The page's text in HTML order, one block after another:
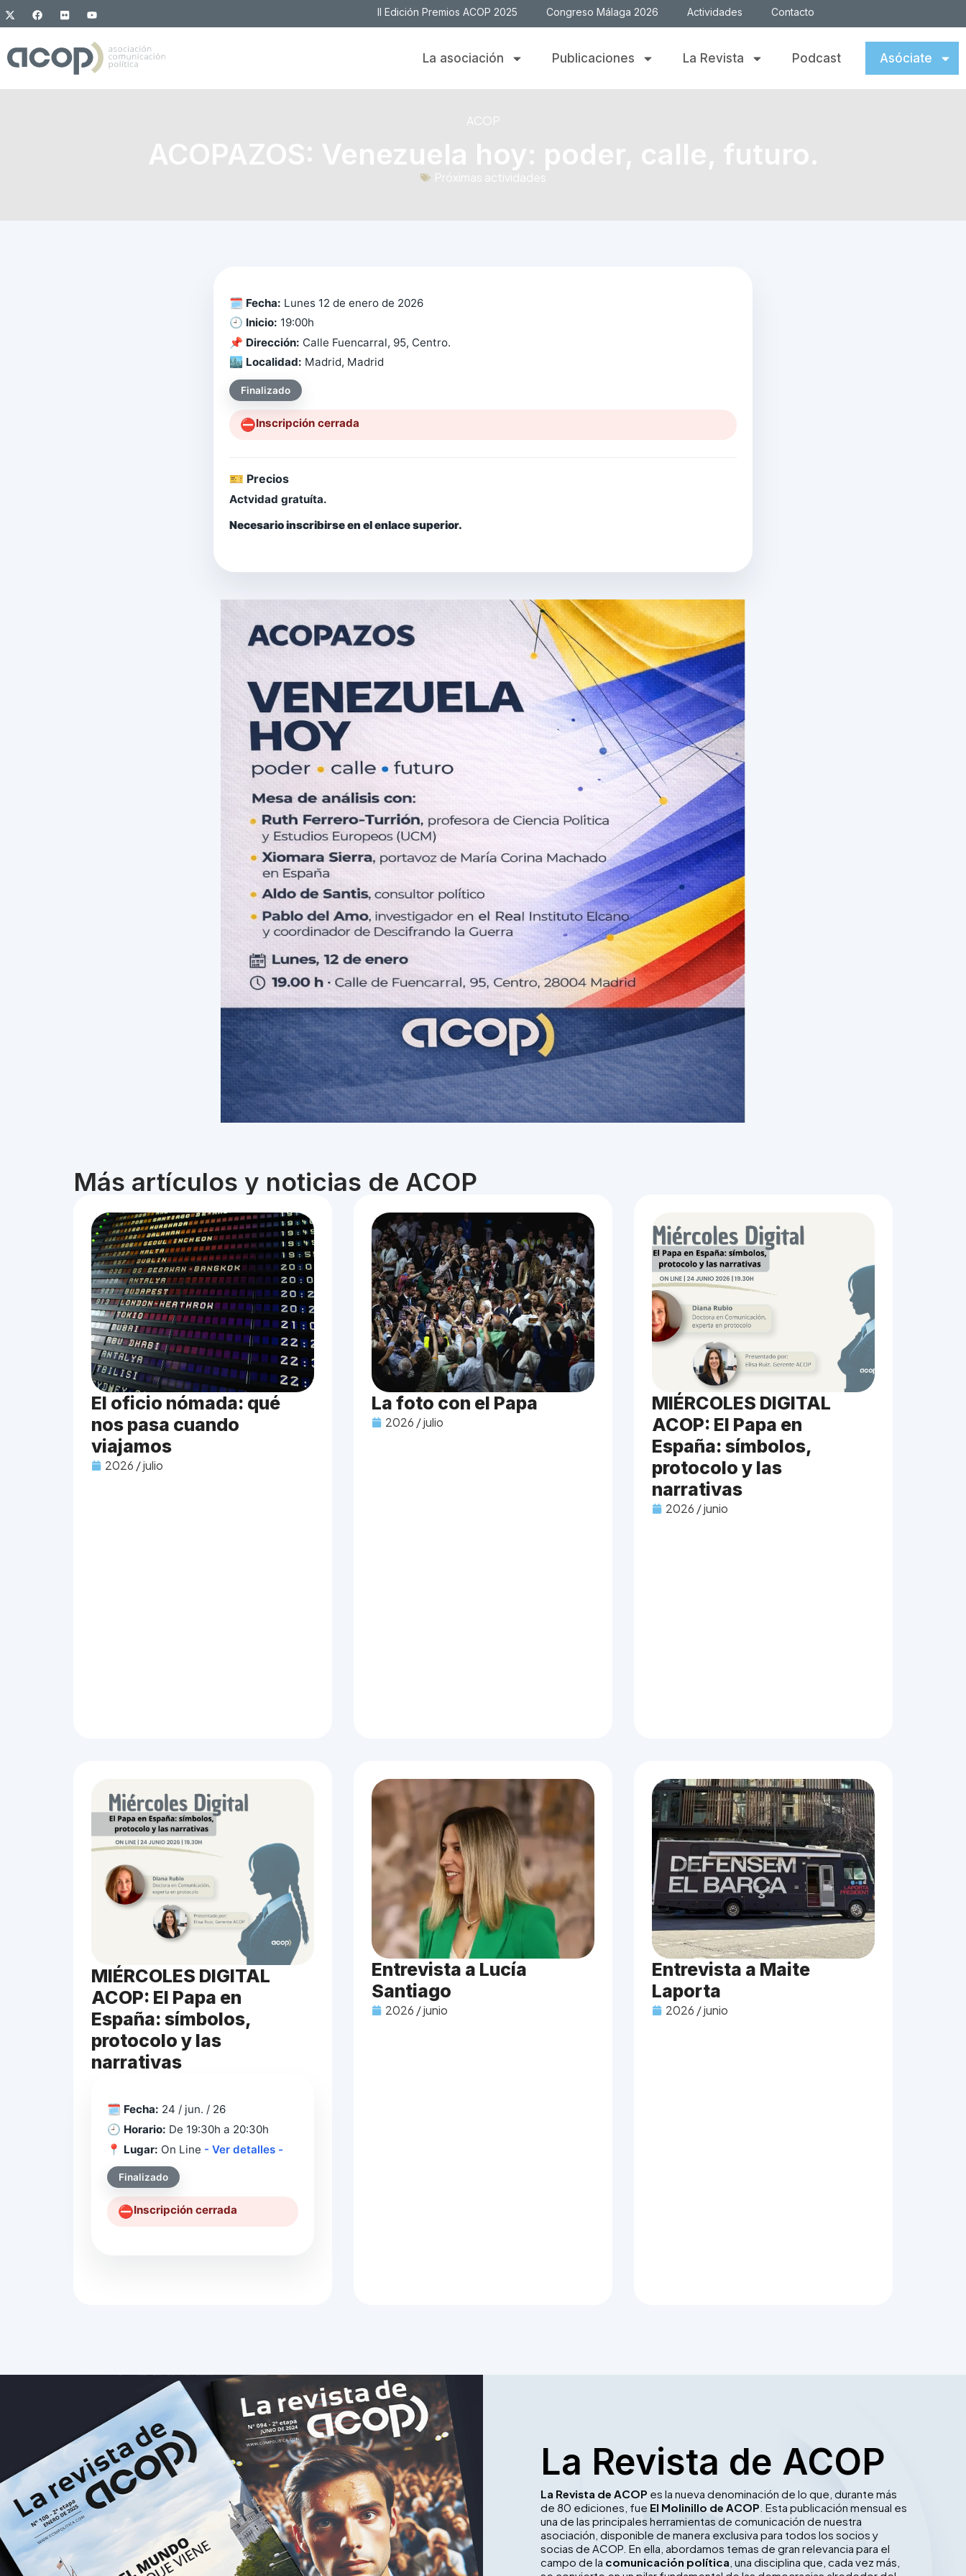
II Edición Premios ACOP 2025 Congreso Málaga 2026 Actividades Contacto
La asociación Publicaciones La Revista Podcast Asóciate
ACOP
ACOPAZOS: Venezuela hoy: poder, calle, futuro.
Próximas actividades
🗓️ Fecha: Lunes 12 de enero de 2026
🕘 Inicio: 19:00h
📌 Dirección: Calle Fuencarral, 95, Centro.
🏙️ Localidad: Madrid, Madrid
Finalizado
⛔️Inscripción cerrada
🎫 Precios
Actvidad gratuíta.
Necesario inscribirse en el enlace superior.
Más artículos y noticias de ACOP
El oficio nómada: qué
nos pasa cuando
viajamos
2026 / julio
La foto con el Papa
2026 / julio
MIÉRCOLES DIGITAL
ACOP: El Papa en
España: símbolos,
protocolo y las
narrativas
2026 / junio
MIÉRCOLES DIGITAL
ACOP: El Papa en
España: símbolos,
protocolo y las
narrativas
🗓️ Fecha: 24 / jun. / 26
🕘 Horario: De 19:30h a 20:30h
📍 Lugar: On Line - Ver detalles -
Finalizado
⛔️Inscripción cerrada
Entrevista a Lucía
Santiago
2026 / junio
Entrevista a Maite
Laporta
2026 / junio
La Revista de ACOP
La Revista de ACOP es la nueva denominación de lo que, durante más
de 80 ediciones, fue El Molinillo de ACOP . Esta publicación mensual es
una de las principales herramientas de comunicación de nuestra
asociación, disponible de manera exclusiva para todos los socios y
socias de ACOP. En ella, abordamos temas de gran relevancia para el
campo de la comunicación política , una disciplina que, cada vez más,